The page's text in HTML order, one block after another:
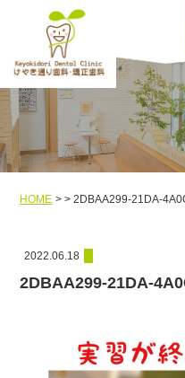
HOME 2DBAA299-21DA-
2022.06.18
2DBAA299-21DA-